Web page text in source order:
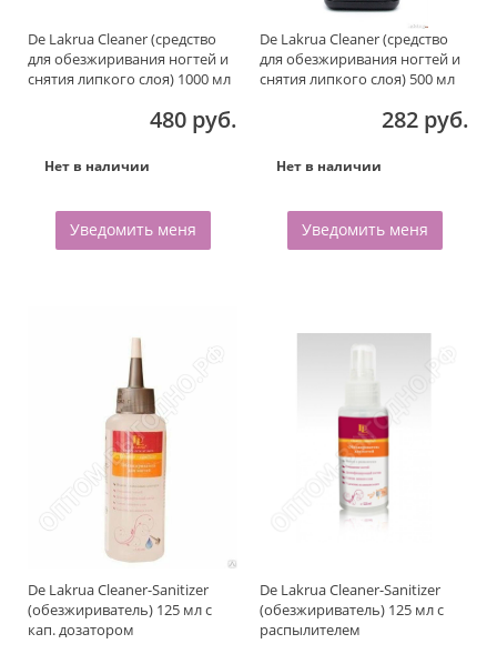
De Lakrua Cleaner (средство
для обезжиривания ногтей и
снятия липкого слоя) 1000 мл
480 руб.
Нет в наличии
Уведомить меня
De Lakrua Cleaner (средство
для обезжиривания ногтей и
снятия липкого слоя) 500 мл
282 руб.
Нет в наличии
Уведомить меня
De Lakrua Cleaner-Sanitizer
(обезжириватель) 125 мл с
кап. дозатором
De Lakrua Cleaner-Sanitizer
(обезжириватель) 125 мл с
распылителем